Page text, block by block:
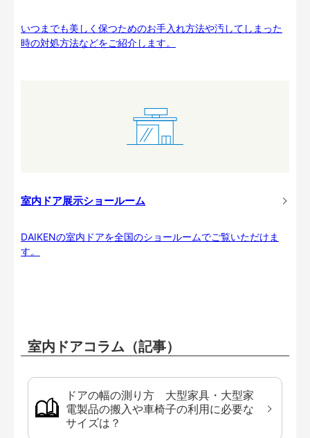
いつまでも美しく保つためのお手入れ方法や汚してしまった
時の対処方法などをご紹介します。
室内ドア展示ショールーム
DAIKENの室内ドアを全国のショールームでご覧いただけま
す。
室内ドアコラム（記事）
ドアの幅の測り方 大型家具・大型家
電製品の搬入や車椅子の利用に必要な
サイズは？